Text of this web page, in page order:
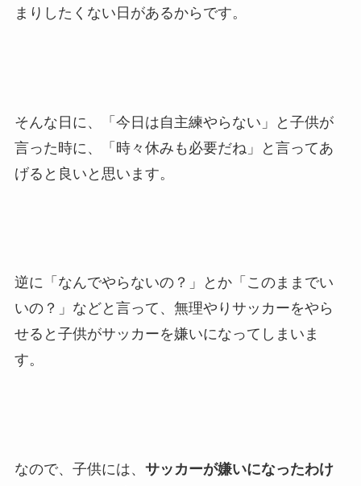
まりしたくない日があるからです。
そんな日に、「今日は自主練やらない」と子供が
言った時に、「時々休みも必要だね」と言ってあ
げると良いと思います。
逆に「なんでやらないの？」とか「このままでい
いの？」などと言って、無理やりサッカーをやら
せると子供がサッカーを嫌いになってしまいま
す。
なので、子供には、 サッカーが嫌いになったわけ